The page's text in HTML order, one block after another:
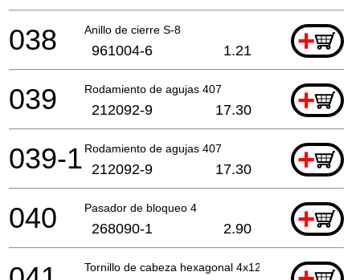
Anillo de cierre S-8 +
038 961004-6 1.21
Rodamiento de agujas 407 +
039 212092-9 17.30
Rodamiento de agujas 407 +
039-1 212092-9 17.30
Pasador de bloqueo 4 +
040 268090-1 2.90
Tornillo de cabeza hexagonal 4x12